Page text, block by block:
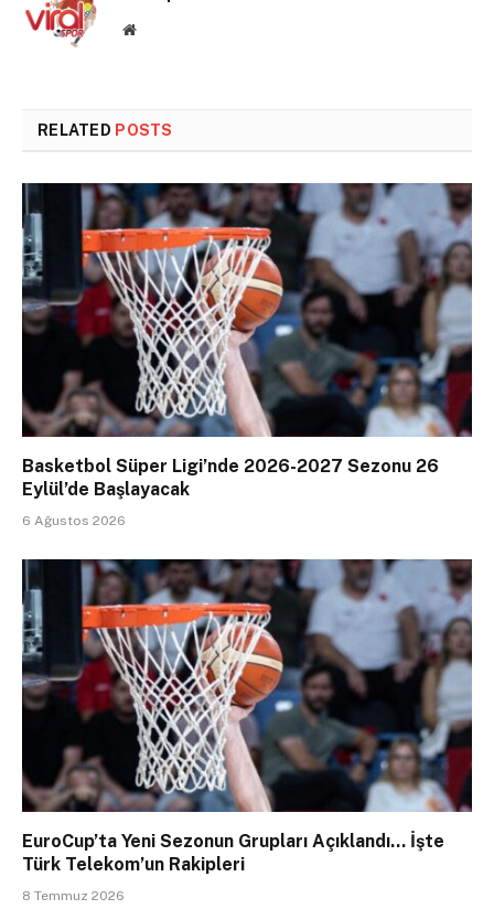
Website
RELATED POSTS
Basketbol Süper Ligi’nde 2026-2027 Sezonu 26
Eylül’de Başlayacak
6 Ağustos 2026
EuroCup’ta Yeni Sezonun Grupları Açıklandı… İşte
Türk Telekom’un Rakipleri
8 Temmuz 2026